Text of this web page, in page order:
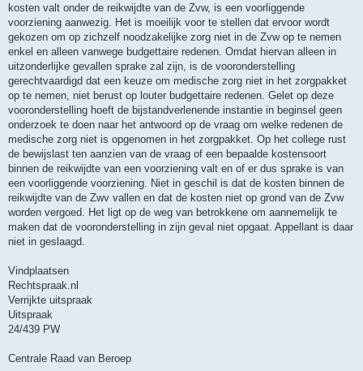
kosten valt onder de reikwijdte van de Zvw, is een voorliggende
voorziening aanwezig. Het is moeilijk voor te stellen dat ervoor wordt
gekozen om op zichzelf noodzakelijke zorg niet in de Zvw op te nemen
enkel en alleen vanwege budgettaire redenen. Omdat hiervan alleen in
uitzonderlijke gevallen sprake zal zijn, is de vooronderstelling
gerechtvaardigd dat een keuze om medische zorg niet in het zorgpakket
op te nemen, niet berust op louter budgettaire redenen. Gelet op deze
vooronderstelling hoeft de bijstandverlenende instantie in beginsel geen
onderzoek te doen naar het antwoord op de vraag om welke redenen de
medische zorg niet is opgenomen in het zorgpakket. Op het college rust
de bewijslast ten aanzien van de vraag of een bepaalde kostensoort
binnen de reikwijdte van een voorziening valt en of er dus sprake is van
een voorliggende voorziening. Niet in geschil is dat de kosten binnen de
reikwijdte van de Zwv vallen en dat de kosten niet op grond van de Zvw
worden vergoed. Het ligt op de weg van betrokkene om aannemelijk te
maken dat de vooronderstelling in zijn geval niet opgaat. Appellant is daar
niet in geslaagd.
Vindplaatsen
Rechtspraak.nl
Verrijkte uitspraak
Uitspraak
24/439 PW
Centrale Raad van Beroep